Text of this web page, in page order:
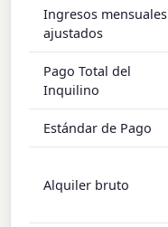
Ingresos mensuales
ajustados
Pago Total del
Inquilino
Estándar de Pago
Alquiler bruto